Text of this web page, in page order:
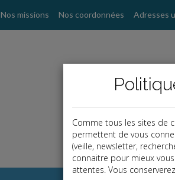
Nos missions Nos coordonnées Adresses
Comme tous les sites de
permettent de vous
(veille, newsletter,
connaitre pour mieux
attentes. Vous